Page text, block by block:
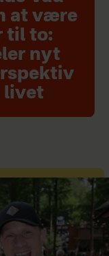
at være
til to:
nyt
livet